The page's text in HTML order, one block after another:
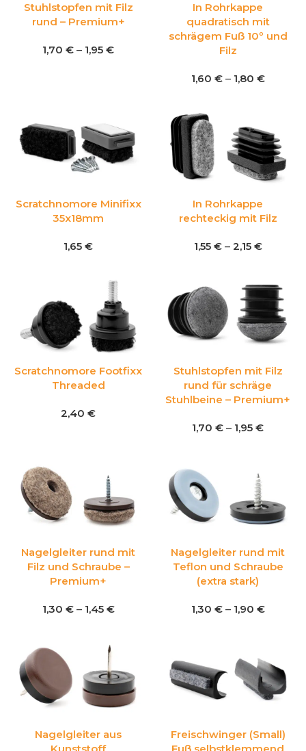
Stuhlstopfen mit Filz
rund – Premium+
1,70 € – 1,95 €
In Rohrkappe
quadratisch mit
schrägem Fuß 10º und
Filz
1,60 € – 1,80 €
Scratchnomore Minifixx
35x18mm
1,65 €
In Rohrkappe
rechteckig mit Filz
1,55 € – 2,15 €
Scratchnomore Footfixx
Threaded
2,40 €
Stuhlstopfen mit Filz
rund für schräge
Stuhlbeine – Premium+
1,70 € – 1,95 €
Nagelgleiter rund mit
Filz und Schraube –
Premium+
1,30 € – 1,45 €
Nagelgleiter rund mit
Teflon und Schraube
(extra stark)
1,30 € – 1,90 €
Nagelgleiter aus
Freischwinger (Small)